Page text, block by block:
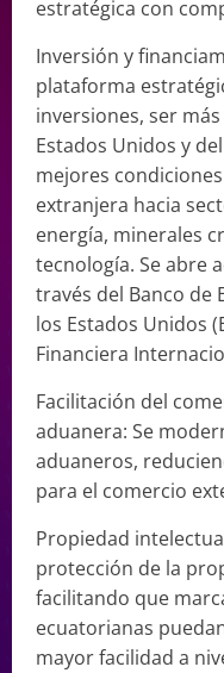
estratégica con
Inversión y
plataforma
inversiones, ser
Estados Unidos y
mejores
extranjera hacia
energía, minerales
tecnología. Se abre
través del Banco de
los Estados Unidos
Financiera
Facilitación del
aduanera: Se
aduaneros,
para el comercio
Propiedad
protección de la
facilitando que
ecuatorianas
mayor facilidad a